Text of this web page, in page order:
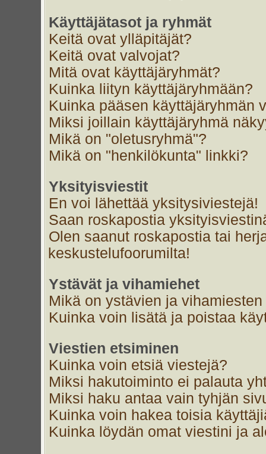
Käyttäjätasot ja ryhmät
Keitä ovat ylläpitäjät?
Keitä ovat valvojat?
Mitä ovat käyttäjäryhmät?
Kuinka liityn käyttäjäryhmään?
Kuinka pääsen käyttäjäryhmän
Miksi joillain käyttäjäryhmä
Mikä on "oletusryhmä"?
Mikä on "henkilökunta" linkki?
Yksityisviestit
En voi lähettää yksitysiviestejä!
Saan roskapostia
Olen saanut roskapostia tai
keskustelufoorumilta!
Ystävät ja vihamiehet
Mikä on ystävien ja
Kuinka voin lisätä ja poistaa
Viestien etsiminen
Kuinka voin etsiä viestejä?
Miksi hakutoiminto ei palauta
Miksi haku antaa vain tyhjän
Kuinka voin hakea toisia
Kuinka löydän omat viestini ja